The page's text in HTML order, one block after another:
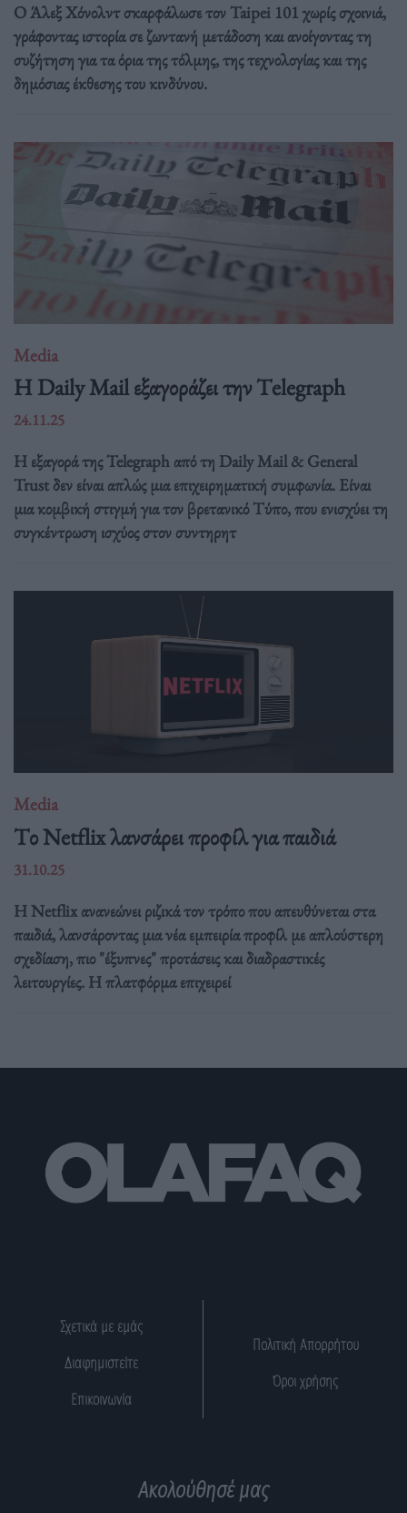
Ο Άλεξ Χόνολντ σκαρφάλωσε τον Taipei 101 χωρίς σχοινιά,
γράφοντας ιστορία σε ζωντανή μετάδοση και ανοίγοντας τη
συζήτηση για τα όρια της τόλμης, της τεχνολογίας και της
δημόσιας έκθεσης του κινδύνου.
Media
H Daily Mail εξαγοράζει την Τelegraph
24.11.25
Η εξαγορά της Telegraph από τη Daily Mail & General
Trust δεν είναι απλώς μια επιχειρηματική συμφωνία. Είναι
μια κομβική στιγμή για τον βρετανικό Τύπο, που ενισχύει τη
συγκέντρωση ισχύος στον συντηρητ
Media
Tο Netflix λανσάρει προφίλ για παιδιά
31.10.25
Η Netflix ανανεώνει ριζικά τον τρόπο που απευθύνεται στα
παιδιά, λανσάροντας μια νέα εμπειρία προφίλ με απλούστερη
σχεδίαση, πιο "έξυπνες" προτάσεις και διαδραστικές
λειτουργίες. Η πλατφόρμα επιχειρεί
Σχετικά με εμάς
Διαφημιστείτε
Επικοινωνία
Πολιτική Απορρήτου
Όροι χρήσης
Ακολούθησέ μας